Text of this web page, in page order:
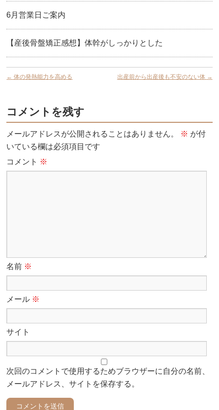
6月営業日ご案内
【産後骨盤矯正感想】体幹がしっかりとした
← 体の発熱能力を高める 出産前から出産後も不安のない体 →
コメントを残す
メールアドレスが公開されることはありません。 ※ が付
いている欄は必須項目です
コメント ※
名前 ※
メール ※
サイト
次回のコメントで使用するためブラウザーに自分の名前、
メールアドレス、サイトを保存する。